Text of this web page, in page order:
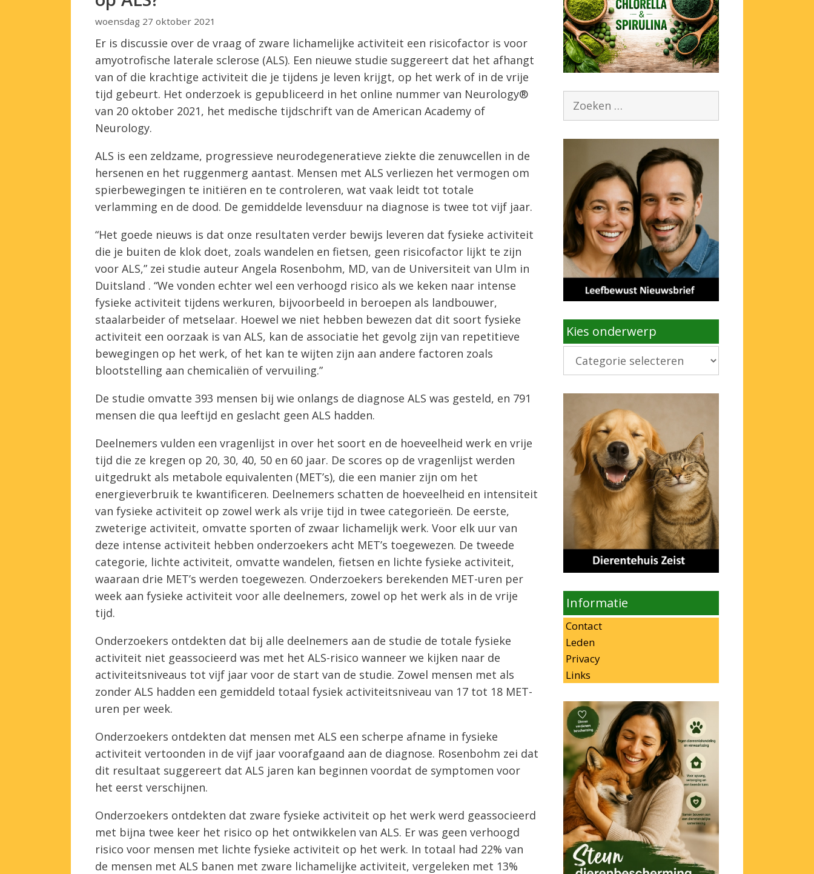
woensdag 27 oktober 2021
Er is discussie over de vraag of zware lichamelijke activiteit een risicofactor is voor
amyotrofische laterale sclerose (ALS). Een nieuwe studie suggereert dat het afhangt
van of die krachtige activiteit die je tijdens je leven krijgt, op het werk of in de vrije
tijd gebeurt. Het onderzoek is gepubliceerd in het online nummer van Neurology®
van 20 oktober 2021, het medische tijdschrift van de American Academy of
Neurology.
ALS is een zeldzame, progressieve neurodegeneratieve ziekte die zenuwcellen in de
hersenen en het ruggenmerg aantast. Mensen met ALS verliezen het vermogen om
spierbewegingen te initiëren en te controleren, wat vaak leidt tot totale
verlamming en de dood. De gemiddelde levensduur na diagnose is twee tot vijf jaar.
“Het goede nieuws is dat onze resultaten verder bewijs leveren dat fysieke activiteit
die je buiten de klok doet, zoals wandelen en fietsen, geen risicofactor lijkt te zijn
voor ALS,” zei studie auteur Angela Rosenbohm, MD, van de Universiteit van Ulm in
Duitsland . “We vonden echter wel een verhoogd risico als we keken naar intense
fysieke activiteit tijdens werkuren, bijvoorbeeld in beroepen als landbouwer,
staalarbeider of metselaar. Hoewel we niet hebben bewezen dat dit soort fysieke
activiteit een oorzaak is van ALS, kan de associatie het gevolg zijn van repetitieve
bewegingen op het werk, of het kan te wijten zijn aan andere factoren zoals
blootstelling aan chemicaliën of vervuiling.”
De studie omvatte 393 mensen bij wie onlangs de diagnose ALS was gesteld, en 791
mensen die qua leeftijd en geslacht geen ALS hadden.
Deelnemers vulden een vragenlijst in over het soort en de hoeveelheid werk en vrije
tijd die ze kregen op 20, 30, 40, 50 en 60 jaar. De scores op de vragenlijst werden
uitgedrukt als metabole equivalenten (MET’s), die een manier zijn om het
energieverbruik te kwantificeren. Deelnemers schatten de hoeveelheid en intensiteit
van fysieke activiteit op zowel werk als vrije tijd in twee categorieën. De eerste,
zweterige activiteit, omvatte sporten of zwaar lichamelijk werk. Voor elk uur van
deze intense activiteit hebben onderzoekers acht MET’s toegewezen. De tweede
categorie, lichte activiteit, omvatte wandelen, fietsen en lichte fysieke activiteit,
waaraan drie MET’s werden toegewezen. Onderzoekers berekenden MET-uren per
week aan fysieke activiteit voor alle deelnemers, zowel op het werk als in de vrije
tijd.
Onderzoekers ontdekten dat bij alle deelnemers aan de studie de totale fysieke
activiteit niet geassocieerd was met het ALS-risico wanneer we kijken naar de
activiteitsniveaus tot vijf jaar voor de start van de studie. Zowel mensen met als
zonder ALS hadden een gemiddeld totaal fysiek activiteitsniveau van 17 tot 18 MET-
uren per week.
Onderzoekers ontdekten dat mensen met ALS een scherpe afname in fysieke
activiteit vertoonden in de vijf jaar voorafgaand aan de diagnose. Rosenbohm zei dat
dit resultaat suggereert dat ALS jaren kan beginnen voordat de symptomen voor
het eerst verschijnen.
Onderzoekers ontdekten dat zware fysieke activiteit op het werk werd geassocieerd
met bijna twee keer het risico op het ontwikkelen van ALS. Er was geen verhoogd
risico voor mensen met lichte fysieke activiteit op het werk. In totaal had 22% van
de mensen met ALS banen met zware lichamelijke activiteit, vergeleken met 13%
Zoek
Kies onderwerp
Kies
onderwerp
Informatie
Contact
Leden
Privacy
Links